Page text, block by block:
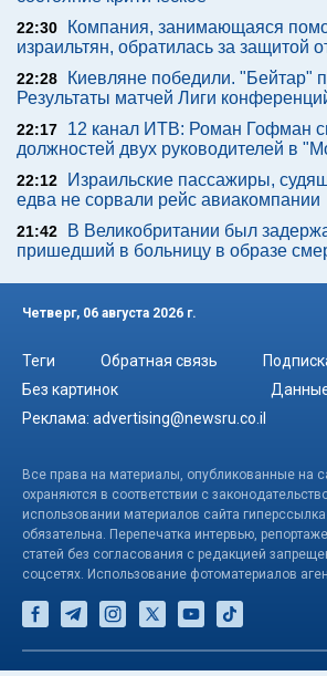
22:30
Компания, занимающаяся
израильтян, обратилась за защитой
22:28
Киевляне победили. "Бейтар"
Результаты матчей Лиги
22:17
12 канал ИТВ: Роман Гофман
должностей двух руководителей в
22:12
Израильские пассажиры,
едва не сорвали рейс авиакомпании
21:42
В Великобритании был
пришедший в больницу в образе
Четверг, 06 августа 2026 г.
Теги Обратная связь
Без картинок
Реклама: advertising@newsru.co.il
Все права на материалы, опубликованные на
охраняются в соответствии с
использовании материалов сайта гиперссылка
обязательна. Перепечатка интервью,
статей без согласования с редакцией
соцсетях. Использование фотоматериалов